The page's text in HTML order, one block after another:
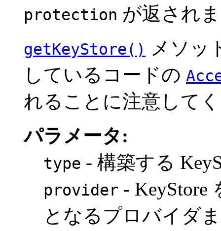
protection が返され
getKeyStore()
メソッ
しているコードの
れることに注意して
パラメータ:
type - 構築する
provider - KeyStore
となるプロバイダ